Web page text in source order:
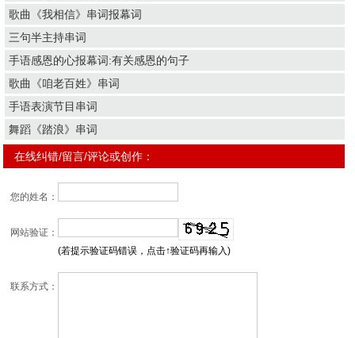
歌曲《我相信》串词报幕词
三句半主持串词
手语感恩的心报幕词:有关感恩的句子
歌曲《咱老百姓》串词
手语表演节目串词
舞蹈《踏浪》串词
在线纠错/留言/评论或创作：
您的姓名：
网站验证：
(若提示验证码错误，点击↑验证码再输入)
联系方式：